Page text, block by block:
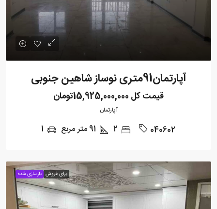
آپارتمان91متری نوساز شاهین جنوبی
قیمت کل
آپارتمان
040602
2
91 متر مربع 1
برای فروش بازسازی شده